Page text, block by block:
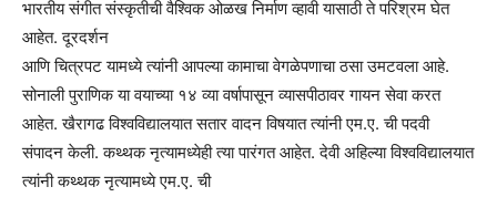
भारतीय संगीत संस्कृतीची वैश्विक ओळख निर्माण व्हावी यासाठी ते परिश्रम घेत
आहेत. दूरदर्शन
आणि चित्रपट यामध्ये त्यांनी आपल्या कामाचा वेगळेपणाचा ठसा उमटवला आहे.
सोनाली पुराणिक या वयाच्या १४ व्या वर्षापासून व्यासपीठावर गायन सेवा करत
आहेत. खैरागढ विश्वविद्यालयात सतार वादन विषयात त्यांनी एम.ए. ची पदवी
संपादन केली. कथ्थक नृत्यामध्येही त्या पारंगत आहेत. देवी अहिल्या विश्वविद्यालयात
त्यांनी कथ्थक नृत्यामध्ये एम.ए. ची